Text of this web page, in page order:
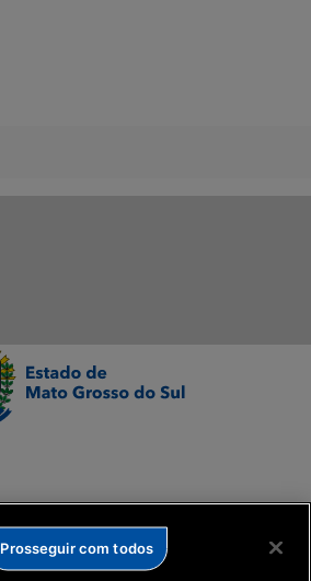
Prosseguir com todos